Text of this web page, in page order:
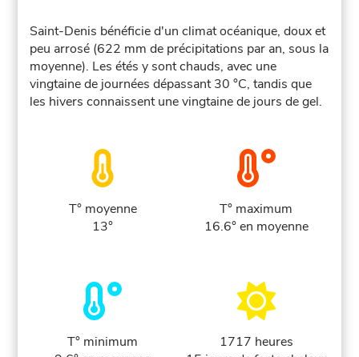
Saint-Denis bénéficie d'un climat océanique, doux et
peu arrosé (622 mm de précipitations par an, sous la
moyenne). Les étés y sont chauds, avec une
vingtaine de journées dépassant 30 °C, tandis que
les hivers connaissent une vingtaine de jours de gel.
T° moyenne
13°
T° maximum
16.6° en moyenne
T° minimum
1717 heures